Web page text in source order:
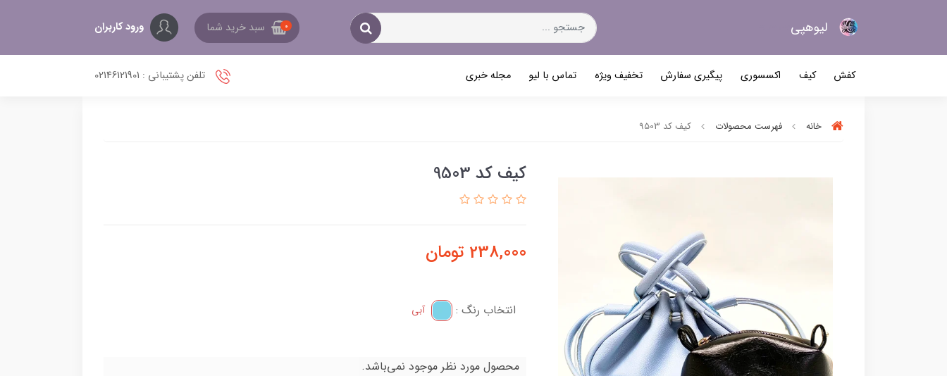
لیو‌هپی 0 سبد خرید شما ورود کاربران
کفش کیف اکسسوری پیگیری سفارش تخفیف ویژه تماس با لیو مجله خبری تلفن پشتیبانی : 02146121901
خانه فهرست محصولات کیف کد 9503
کیف کد 9503
238,000 تومان
انتخاب رنگ : آبی
محصول مورد نظر موجود نمی‌باشد.